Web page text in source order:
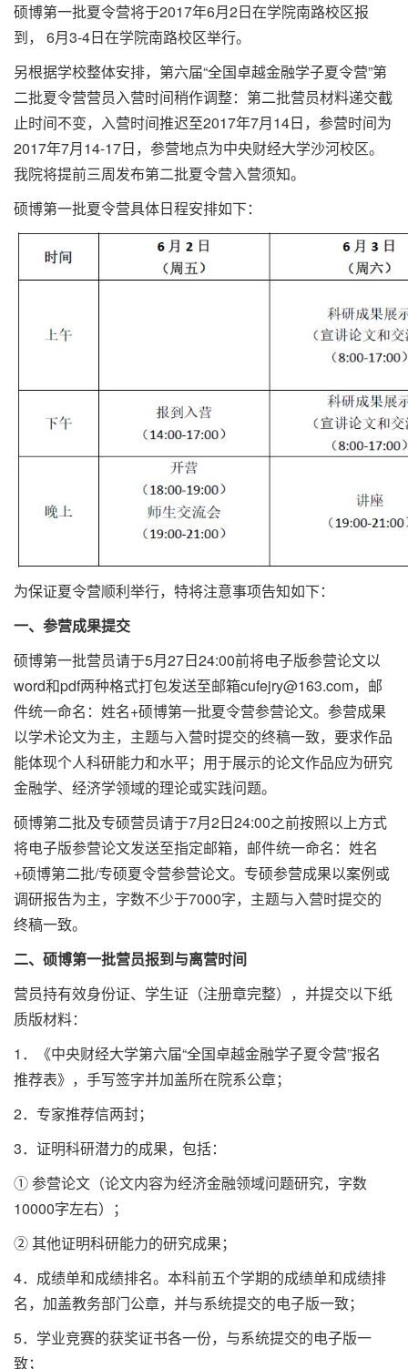
硕博第一批夏令营将于2017年6月2日在学院南路校区报
到， 6月3-4日在学院南路校区举行。
另根据学校整体安排，第六届“全国卓越金融学子夏令营”第
二批夏令营营员入营时间稍作调整：第二批营员材料递交截
止时间不变，入营时间推迟至2017年7月14日，参营时间为
2017年7月14-17日，参营地点为中央财经大学沙河校区。
我院将提前三周发布第二批夏令营入营须知。
硕博第一批夏令营具体日程安排如下：
为保证夏令营顺利举行，特将注意事项告知如下：
一、参营成果提交
硕博第一批营员请于5月27日24:00前将电子版参营论文以
word和pdf两种格式打包发送至邮箱cufejry@163.com，邮
件统一命名：姓名+硕博第一批夏令营参营论文。参营成果
以学术论文为主，主题与入营时提交的终稿一致，要求作品
能体现个人科研能力和水平；用于展示的论文作品应为研究
金融学、经济学领域的理论或实践问题。
硕博第二批及专硕营员请于7月2日24:00之前按照以上方式
将电子版参营论文发送至指定邮箱，邮件统一命名：姓名
+硕博第二批/专硕夏令营参营论文。专硕参营成果以案例或
调研报告为主，字数不少于7000字，主题与入营时提交的
终稿一致。
二、硕博第一批营员报到与离营时间
营员持有效身份证、学生证（注册章完整），并提交以下纸
质版材料：
1．《中央财经大学第六届“全国卓越金融学子夏令营”报名
推荐表》，手写签字并加盖所在院系公章；
2．专家推荐信两封；
3．证明科研潜力的成果，包括：
① 参营论文（论文内容为经济金融领域问题研究，字数
10000字左右）；
② 其他证明科研能力的研究成果；
4．成绩单和成绩排名。本科前五个学期的成绩单和成绩排
名，加盖教务部门公章，并与系统提交的电子版一致；
5．学业竞赛的获奖证书各一份，与系统提交的电子版一
致；